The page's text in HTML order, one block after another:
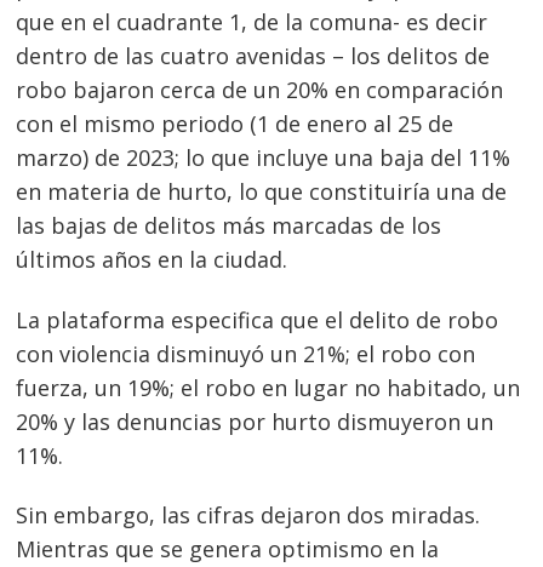
que en el cuadrante 1, de la comuna- es decir
dentro de las cuatro avenidas – los delitos de
robo bajaron cerca de un 20% en comparación
con el mismo periodo (1 de enero al 25 de
marzo) de 2023; lo que incluye una baja del 11%
en materia de hurto, lo que constituiría una de
las bajas de delitos más marcadas de los
últimos años en la ciudad.
La plataforma especifica que el delito de robo
con violencia disminuyó un 21%; el robo con
fuerza, un 19%; el robo en lugar no habitado, un
20% y las denuncias por hurto dismuyeron un
11%.
Sin embargo, las cifras dejaron dos miradas.
Mientras que se genera optimismo en la